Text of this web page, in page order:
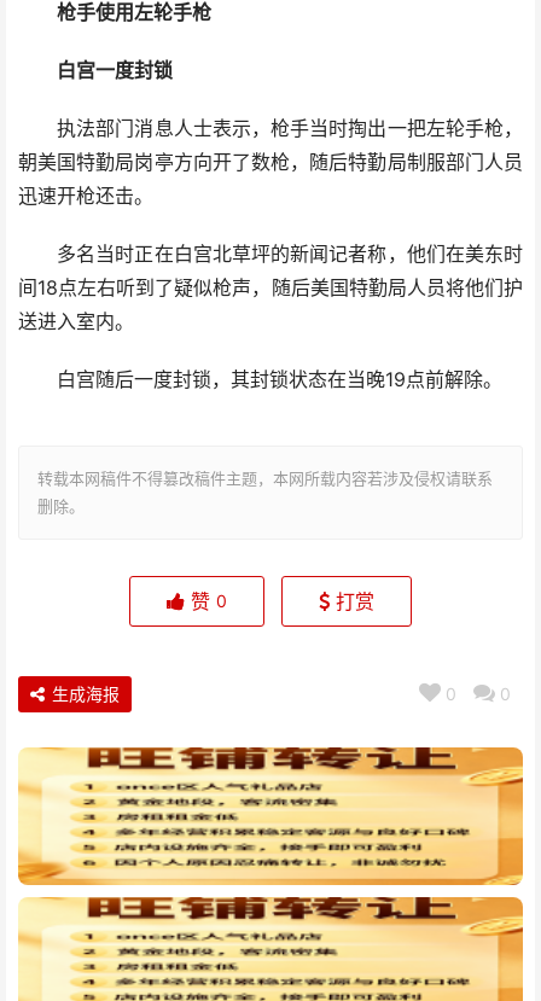
枪手使用左轮手枪
白宫一度封锁
执法部门消息人士表示，枪手当时掏出一把左轮手枪，
朝美国特勤局岗亭方向开了数枪，随后特勤局制服部门人员
迅速开枪还击。
多名当时正在白宫北草坪的新闻记者称，他们在美东时
间18点左右听到了疑似枪声，随后美国特勤局人员将他们护
送进入室内。
白宫随后一度封锁，其封锁状态在当晚19点前解除。
转载本网稿件不得篡改稿件主题，本网所载内容若涉及侵权请联系
删除。
赞 0 打赏
0 0
生成海报